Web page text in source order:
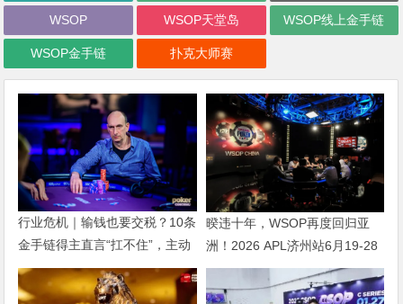
WSOP WSOP天堂岛 WSOP线上金手链
WSOP金手链 扑克大师赛
行业危机｜输钱也要交税？10条
金手链得主直言“扛不住”，主动
砍掉四分之三比赛
暌违十年，WSOP再度回归亚
洲！2026 APL济州站6月19-28
日盛大登场！